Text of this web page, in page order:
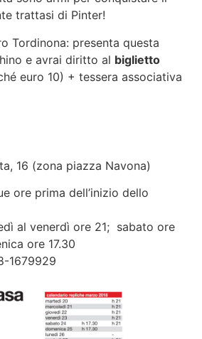
trattasi di Pinter!
Tordinona: presenta questa
e avrai diritto al biglietto
euro 10) + tessera associativa
16 (zona piazza Navona)
ore prima dell’inizio dello
al venerdì ore 21; sabato ore
ore 17.30
1679929